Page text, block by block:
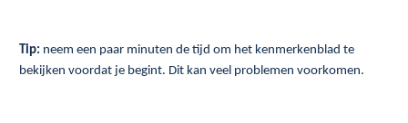
Tip: neem een paar minuten de tijd om het kenmerkenblad te
bekijken voordat je begint. Dit kan veel problemen voorkomen.